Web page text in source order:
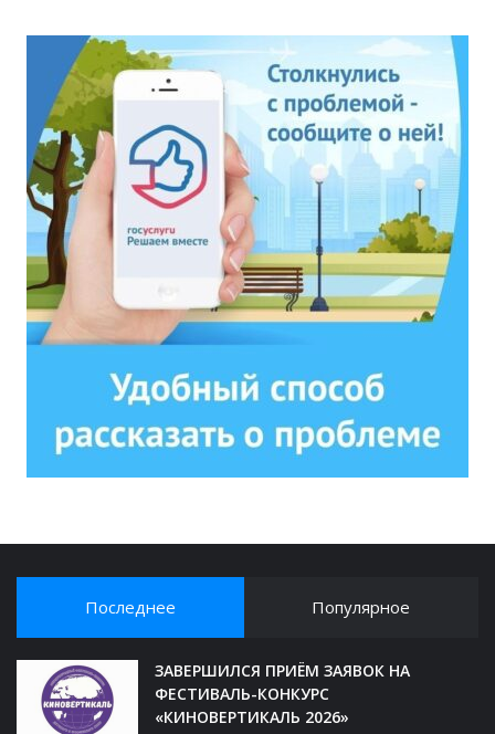
Последнее Популярное
ЗАВЕРШИЛСЯ ПРИЁМ ЗАЯВОК НА
ФЕСТИВАЛЬ-КОНКУРС
«КИНОВЕРТИКАЛЬ 2026»